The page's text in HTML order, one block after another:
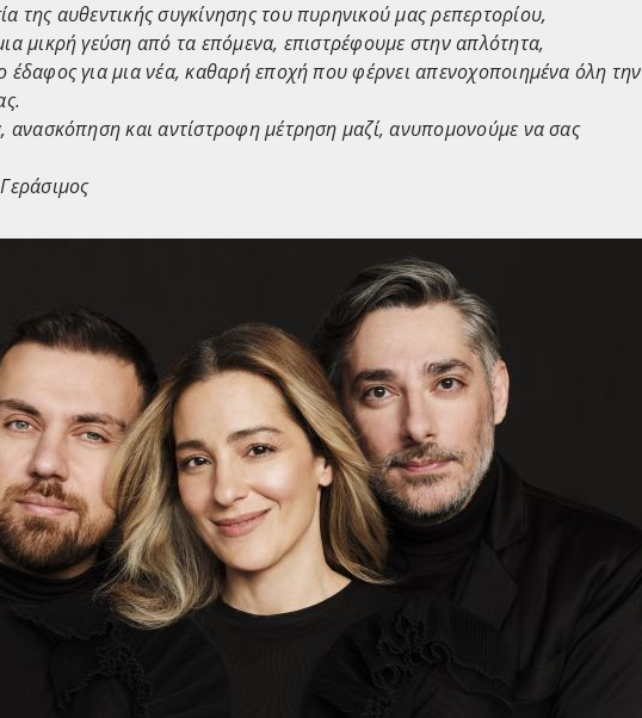
της αυθεντικής συγκίνησης του πυρηνικού μας ρεπερτορίου,
μικρή γεύση από τα επόμενα, επιστρέφουμε στην απλότητα,
έδαφος για μια νέα, καθαρή εποχή που φέρνει απενοχοποιημένα όλη την
ανασκόπηση και αντίστροφη μέτρηση μαζί, ανυπομονούμε να σας